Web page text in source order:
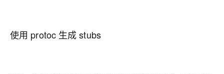
使用 protoc 生成 stubs